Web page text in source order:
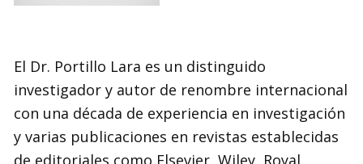
El Dr. Portillo Lara es un distinguido
investigador y autor de renombre internacional
con una década de experiencia en investigación
y varias publicaciones en revistas establecidas
de editoriales como Elsevier, Wiley, Royal